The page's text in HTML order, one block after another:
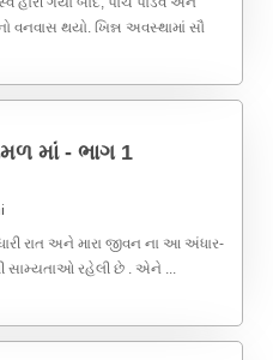
વનવાસ થયો. ખિન્ન અવસ્થામાં સૌ
...
માં - ભાગ 1
રાત અને મારા જીવન ના આ અંધાર-
સામ્યતાઓ રહેલી છે . એને ...